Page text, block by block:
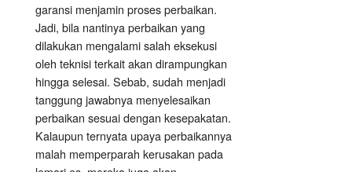
garansi menjamin proses perbaikan.
Jadi, bila nantinya perbaikan yang
dilakukan mengalami salah eksekusi
oleh teknisi terkait akan dirampungkan
hingga selesai. Sebab, sudah menjadi
tanggung jawabnya menyelesaikan
perbaikan sesuai dengan kesepakatan.
Kalaupun ternyata upaya perbaikannya
malah memperparah kerusakan pada